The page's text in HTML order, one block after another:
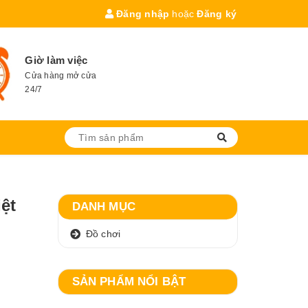
Đăng nhập hoặc Đăng ký
Giờ làm việc
Cửa hàng mở cửa
24/7
DANH MỤC
Đồ chơi
SẢN PHẨM NỔI BẬT